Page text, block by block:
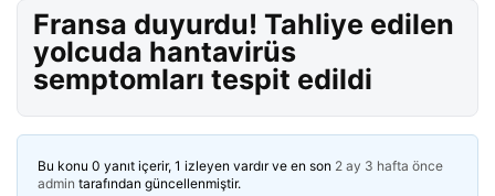
Fransa duyurdu! Tahliye edilen
yolcuda hantavirüs
semptomları tespit edildi
Bu konu 0 yanıt içerir, 1 izleyen vardır ve en son 2 ay 3 hafta önce
admin tarafından güncellenmiştir.